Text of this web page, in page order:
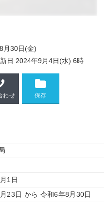
月30日(金)
日 2024年9月4日(水) 6時
わせ
1日
23日 から 令和6年8月30日